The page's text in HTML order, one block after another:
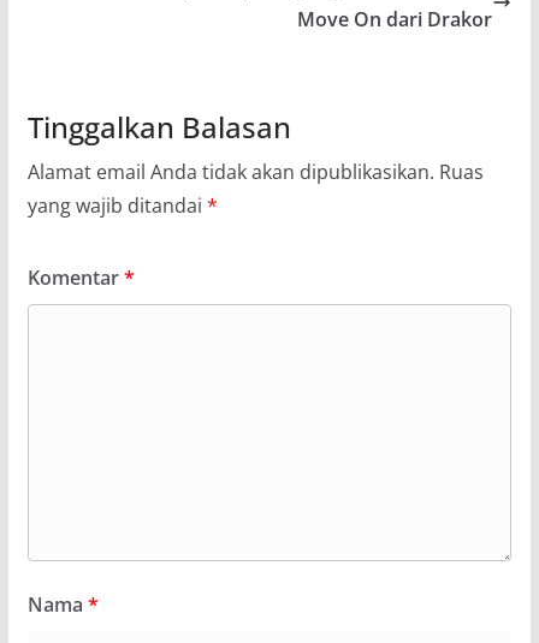
Move On dari Drakor
Tinggalkan Balasan
Alamat email Anda tidak akan dipublikasikan. Ruas
yang wajib ditandai *
Komentar*
Nama *